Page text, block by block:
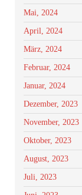
Mai, 2024
April, 2024
März, 2024
Februar, 2024
Januar, 2024
Dezember, 2023
November, 2023
Oktober, 2023
August, 2023
Juli, 2023